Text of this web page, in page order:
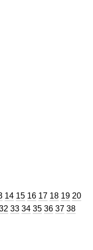
Trang
14 Trang
15 Trang
16 Trang
17 Trang
18 Trang
19 Trang
20
Trang
33 Trang
34 Trang
35 Trang
36 Trang
37 Trang
38